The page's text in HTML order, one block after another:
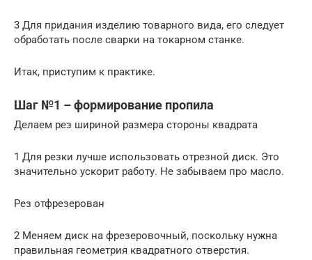
3 Для придания изделию товарного вида, его следует
обработать после сварки на токарном станке.
Итак, приступим к практике.
Шаг №1 – формирование пропила
Делаем рез шириной размера стороны квадрата
1 Для резки лучше использовать отрезной диск. Это
значительно ускорит работу. Не забываем про масло.
Рез отфрезерован
2 Меняем диск на фрезеровочный, поскольку нужна
правильная геометрия квадратного отверстия.